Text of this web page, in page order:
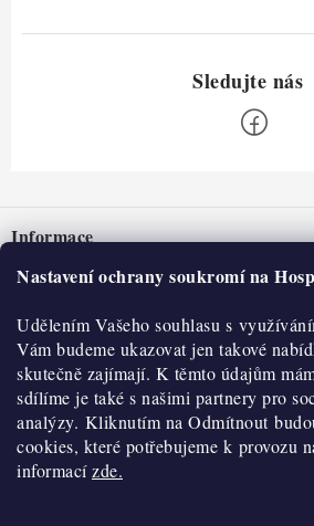
Nastavení ochrany soukromí na
Udělením Vašeho souhlasu s
Vám budeme ukazovat jen takové
skutečně zajímají. K těmto údajům
sdílíme je také s našimi partnery pro
analýzy. Kliknutím na Odmítnout
cookies, které potřebujeme k provozu
informacízde.
pInformace
Nepřevzetí zásilky na dobírku
Obchodní podmínky
Hodnocení obchodu
Blog
Moje objednávka
O nás
Historie
Kontakty
O nákupu
Reklamace a vratky
Výdejní místa